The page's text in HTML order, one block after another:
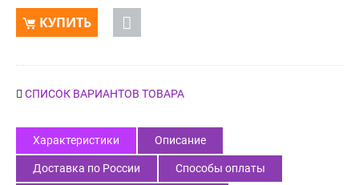
КУПИТЬ
СПИСОК ВАРИАНТОВ ТОВАРА
Характеристики Описание
Доставка по России Способы оплаты